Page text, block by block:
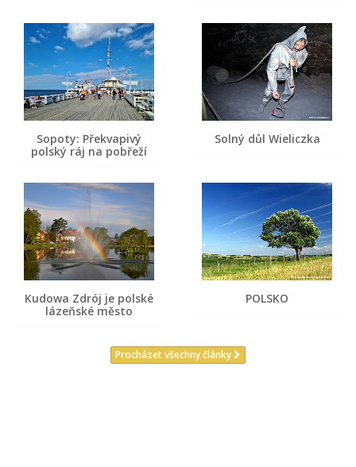
Sopoty: Překvapivý
polský ráj na pobřeží
Solný důl Wieliczka
Kudowa Zdrój je polské
lázeňské město
POLSKO
Procházet všechny články